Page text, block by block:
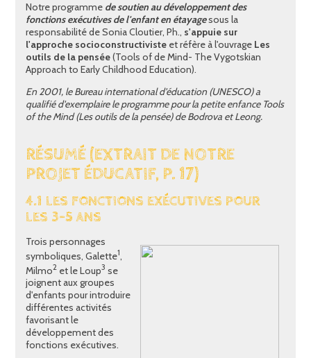
Notre programme de soutien au développement des
fonctions exécutives de l'enfant en étayagesous la
responsabilité de Sonia Cloutier, Ph., s'appuie sur
l'approche socioconstructiviste et réfère à l'ouvrage Les
outils de la pensée(Tools of de Mind- The Vygotskian
Approach to Early Childhood Education).
En 2001, le Bureau international d'éducation (UNESCO) a
qualifié d'exemplaire le programme pour la petite enfance Tools
of the Mind (Les outils de la pensée) de Bodrova et Leong.
RÉSUMÉ (EXTRAIT DE NOTRE
PROJET ÉDUCATIF, P. 17)
4.1 LES FONCTIONS EXÉCUTIVES POUR
LES 3-5 ANS
Trois personnages
symboliques, Galette1,
Milmo2 et le Loup3 se
joignent aux groupes
d'enfants pour introduire
différentes activités
favorisant le
développement des
fonctions exécutives.